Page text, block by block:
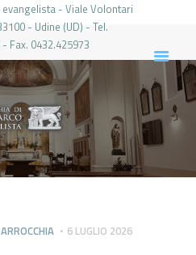
- Viale Volontari
- Udine (UD) - Tel.
Fax. 0432.425973
SAN MARCO UDINE
6 LUGLIO 2026